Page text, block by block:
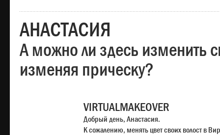
АНАСТАСИЯ
А можно ли здесь изменить
изменяя прическу?
VIRTUALMAKEOVER
Добрый день, Анастасия.
К сожалению, менять цвет своих волост в